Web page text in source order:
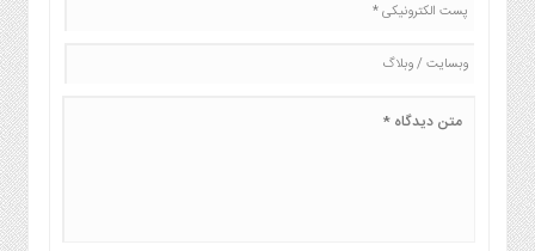
صنایع
غذایی
سیاسی
و
بین
الملل
روز